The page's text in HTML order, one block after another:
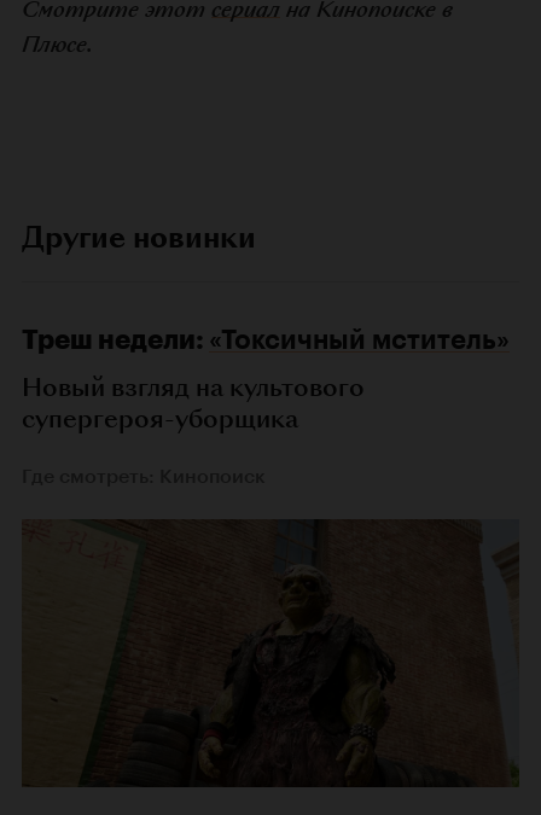
Смотрите этот сериал на Кинопоиске в
Плюсе.
Другие новинки
Треш недели: «Токсичный мститель»
Новый взгляд на культового
супергероя-уборщика